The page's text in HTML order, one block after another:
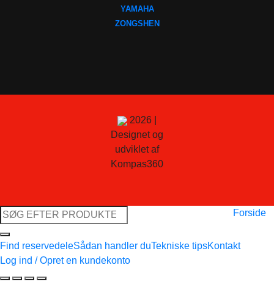
YAMAHA
ZONGSHEN
2026 |
Designet og
udviklet af
Kompas360
Søg
efter:
Forside
Find reservedeleSådan handler duTekniske tipsKontakt
Log ind / Opret en kundekonto